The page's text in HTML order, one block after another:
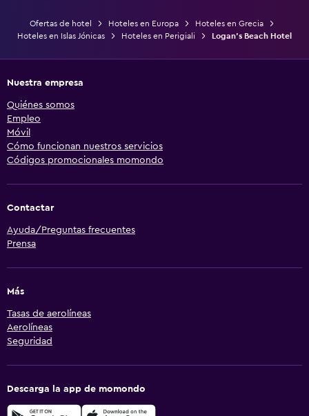
Ofertas de hotel Hoteles en Europa
Hoteles en Grecia
Hoteles en Islas Jónicas
Hoteles en Perigiali Logan's Beach Hotel
Nuestra empresa
Quiénes somos
Empleo
Móvil
Cómo funcionan nuestros servicios
Códigos promocionales momondo
Contactar
Ayuda/Preguntas frecuentes
Prensa
Más
Tasas de aerolíneas
Aerolíneas
Seguridad
Descarga la app de momondo